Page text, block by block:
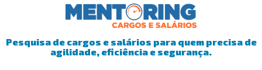
Pesquisa de cargos e salários para quem precisa de
agilidade, eficiência e segurança.